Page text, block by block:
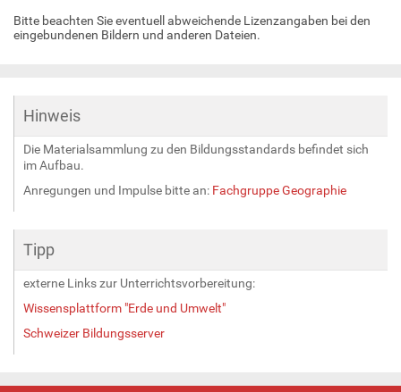
Bitte beachten Sie eventuell abweichende Lizenzangaben bei den
eingebundenen Bildern und anderen Dateien.
Hinweis
Die Materialsammlung zu den Bildungsstandards befindet sich
im Aufbau.
Anregungen und Impulse bitte an: Fachgruppe Geographie
Tipp
externe Links zur Unterrichtsvorbereitung:
Wissensplattform "Erde und Umwelt"
Schweizer Bildungsserver